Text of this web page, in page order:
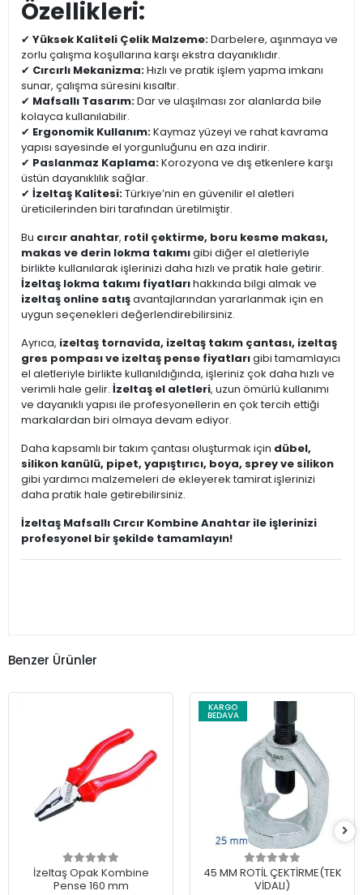
Özellikleri:
✔ Yüksek Kaliteli Çelik Malzeme:Darbelere, aşınmaya ve
zorlu çalışma koşullarına karşı ekstra dayanıklıdır.
✔ Cırcırlı Mekanizma:Hızlı ve pratik işlem yapma imkanı
sunar, çalışma süresini kısaltır.
✔ Mafsallı Tasarım:Dar ve ulaşılması zor alanlarda bile
kolayca kullanılabilir.
✔ Ergonomik Kullanım:Kaymaz yüzeyi ve rahat kavrama
yapısı sayesinde el yorgunluğunu en aza indirir.
✔ Paslanmaz Kaplama:Korozyona ve dış etkenlere karşı
üstün dayanıklılık sağlar.
✔ İzeltaş Kalitesi:Türkiye’nin en güvenilir el aletleri
üreticilerinden biri tarafından üretilmiştir.
Bu cırcır anahtar, rotil çektirme, boru kesme makası,
makas ve derin lokma takımıgibi diğer el aletleriyle
birlikte kullanılarak işlerinizi daha hızlı ve pratik hale getirir.
İzeltaş lokma takımı fiyatlarıhakkında bilgi almak ve
izeltaş online satışavantajlarından yararlanmak için en
uygun seçenekleri değerlendirebilirsiniz.
Ayrıca, izeltaş tornavida, izeltaş takım çantası, izeltaş
gres pompası ve izeltaş pense fiyatlarıgibi tamamlayıcı
el aletleriyle birlikte kullanıldığında, işleriniz çok daha hızlı ve
verimli hale gelir. İzeltaş el aletleri, uzun ömürlü kullanımı
ve dayanıklı yapısı ile profesyonellerin en çok tercih ettiği
markalardan biri olmaya devam ediyor.
Daha kapsamlı bir takım çantası oluşturmak için dübel,
silikon kanülü, pipet, yapıştırıcı, boya, sprey ve silikon
gibi yardımcı malzemeleri de ekleyerek tamirat işlerinizi
daha pratik hale getirebilirsiniz.
İzeltaş Mafsallı Cırcır Kombine Anahtar ile işlerinizi
profesyonel bir şekilde tamamlayın!
Benzer Ürünler
İzeltaş Opak Kombine
Pense 160 mm
KARGO
BEDAVA
45 MM ROTİL ÇEKTİRME(TEK
VİDALI)